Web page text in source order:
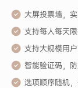
大屏投票墙，
支持每人每天
支持大规模用
智能验证码，
选项顺序随机